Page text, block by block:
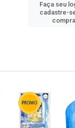
Faça seu
cadastre-